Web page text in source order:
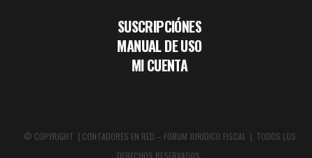
SUSCRIPCIÓNES
MANUAL DE USO
MI CUENTA
© COPYRIGHT | CONTADORES EN RED – FORUM JURÍDICO FISCAL | TODOS LOS
DERECHOS RESERVADOS.